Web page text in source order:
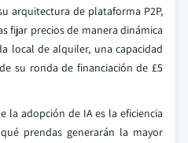
arquitectura de plataforma P2P,
fijar precios de manera dinámica
local de alquiler, una capacidad
su ronda de financiación de £5
la adopción de IA es la eficiencia
prendas generarán la mayor